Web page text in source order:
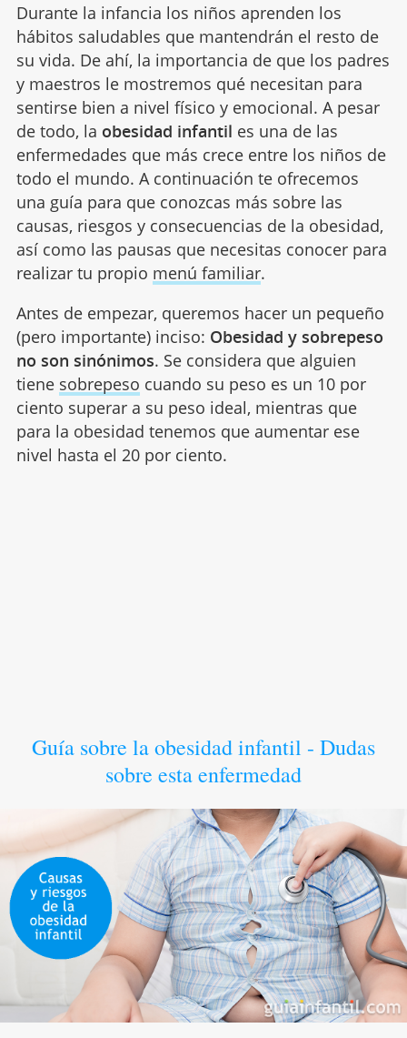
Durante la infancia los niños aprenden los
hábitos saludables que mantendrán el resto de
su vida. De ahí, la importancia de que los padres
y maestros le mostremos qué necesitan para
sentirse bien a nivel físico y emocional. A pesar
de todo, la obesidad infantil es una de las
enfermedades que más crece entre los niños de
todo el mundo. A continuación te ofrecemos
una guía para que conozcas más sobre las
causas, riesgos y consecuencias de la obesidad,
así como las pausas que necesitas conocer para
realizar tu propio menú familiar.
Antes de empezar, queremos hacer un pequeño
(pero importante) inciso: Obesidad y sobrepeso
no son sinónimos. Se considera que alguien
tiene sobrepeso cuando su peso es un 10 por
ciento superar a su peso ideal, mientras que
para la obesidad tenemos que aumentar ese
nivel hasta el 20 por ciento.
Guía sobre la obesidad infantil - Dudas
sobre esta enfermedad